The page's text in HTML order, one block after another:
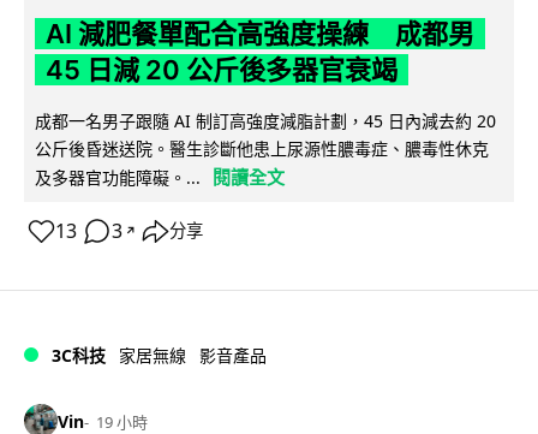
AI 減肥餐單配合高強度操練 成都男
45 日減 20 公斤後多器官衰竭
成都一名男子跟隨 AI 制訂高強度減脂計劃，45 日內減去約 20
公斤後昏迷送院。醫生診斷他患上尿源性膿毒症、膿毒性休克
及多器官功能障礙。...
閱讀全文
13 3 ↗ 分享
3C科技 家居無線 影音產品
Vin 19 小時